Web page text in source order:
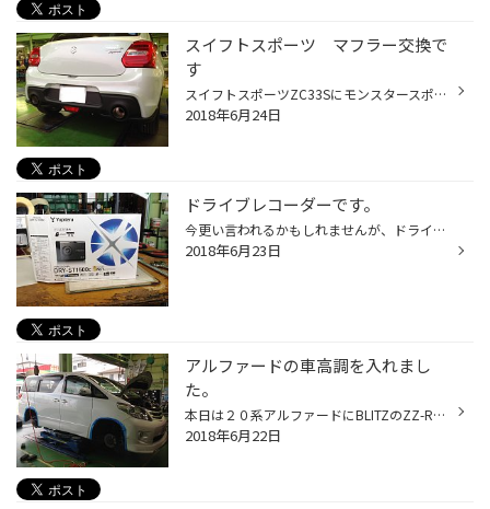
スイフトスポーツ マフラー交換で
す
スイフトスポーツZC33Sにモンスタースポーツのマフラー Sp-Xデュアルストリートマフラーを装着しました。 保安基準適合しつつ、スポーツサウンドに仕上がっております。 純正マフラー比較しても、意識して見比べていただかないと 外観は分からないかもしれませんが、サウンドは全然違う別物に 仕上...
2018年6月24日
ドライブレコーダーです。
今更い言われるかもしれませんが、ドライブレコーダーを店頭在庫として 置き始めました。 そのラインナップの１つですが、今回はユピテルのDRY-ST1500ｃを 取付けいたしました。 お手頃価格で、LED信号機にも対応してます。 余談ですが、３年前に店長が購入していたドライブレコーダーはなんとLED信...
2018年6月23日
アルファードの車高調を入れまし
た。
本日は２０系アルファードにBLITZのZZ-Rダンパーを入れました。 さりげなく見える赤いダンパーが素敵です。 ↓ こちらは純正の足廻り ↓ こちらが今回交換したZZ-Rダンパーになります。 エアロバンパーがより一掃、クルマの迫力を引き出します。
2018年6月22日